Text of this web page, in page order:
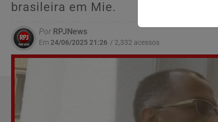
brasileira em Mie.
PorRPJNews
Em 24/06/2025 21:26 / 2,332 acessos